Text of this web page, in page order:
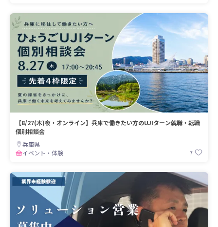
【8/27(木)夜・オンライン】兵庫で働きたい方のUJIターン就職・転職
個別相談会
兵庫県
イベント・体験
7